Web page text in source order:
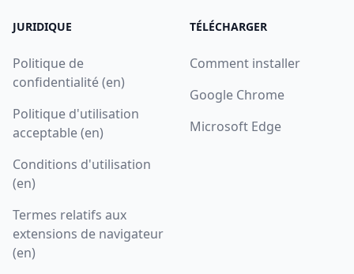
JURIDIQUE
Politique de
confidentialité (en)
Politique d'utilisation
acceptable (en)
Conditions d'utilisation
(en)
Termes relatifs aux
extensions de navigateur
(en)
TÉLÉCHARGER
Comment installer
Google Chrome
Microsoft Edge